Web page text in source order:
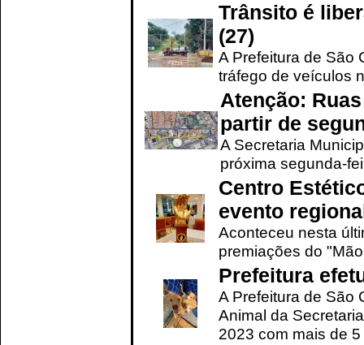
Trânsito é
(27)
A Prefeitura de São
tráfego de veículos
Atenção:
partir de
A Secretaria
próxima segunda-
Centro
evento
Aconteceu nesta
premiações do
Prefeitura
A Prefeitura de São
Animal da
2023 com mais de 5